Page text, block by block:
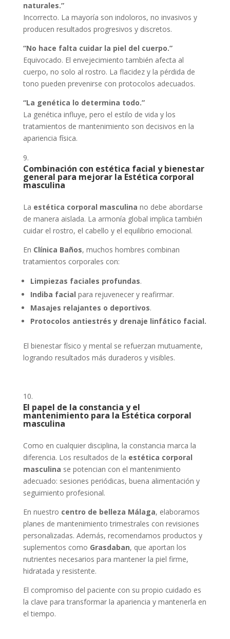
naturales.”
Incorrecto. La mayoría son indoloros, no invasivos y
producen resultados progresivos y discretos.
“No hace falta cuidar la piel del cuerpo.”
Equivocado. El envejecimiento también afecta al
cuerpo, no solo al rostro. La flacidez y la pérdida de
tono pueden prevenirse con protocolos adecuados.
“La genética lo determina todo.”
La genética influye, pero el estilo de vida y los
tratamientos de mantenimiento son decisivos en la
apariencia física.
Combinación con estética facial y bienestar
general para mejorar la Estética corporal
masculina
La estética corporal masculina no debe abordarse
de manera aislada. La armonía global implica también
cuidar el rostro, el cabello y el equilibrio emocional.
En Clínica Baños, muchos hombres combinan
tratamientos corporales con:
Limpiezas faciales profundas.
Indiba facial para rejuvenecer y reafirmar.
Masajes relajantes o deportivos.
Protocolos antiestrés y drenaje linfático facial.
El bienestar físico y mental se refuerzan mutuamente,
logrando resultados más duraderos y visibles.
El papel de la constancia y el
mantenimiento para la Estética corporal
masculina
Como en cualquier disciplina, la constancia marca la
diferencia. Los resultados de la estética corporal
masculina se potencian con el mantenimiento
adecuado: sesiones periódicas, buena alimentación y
seguimiento profesional.
En nuestro centro de belleza Málaga, elaboramos
planes de mantenimiento trimestrales con revisiones
personalizadas. Además, recomendamos productos y
suplementos como Grasdaban, que aportan los
nutrientes necesarios para mantener la piel firme,
hidratada y resistente.
El compromiso del paciente con su propio cuidado es
la clave para transformar la apariencia y mantenerla en
el tiempo.